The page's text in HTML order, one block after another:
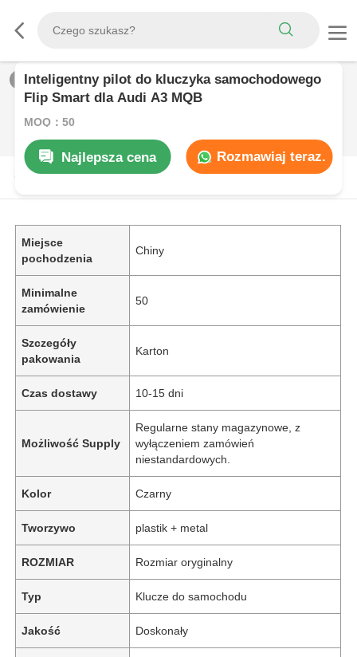
/0
Inteligentny pilot do kluczyka samochodowego
Flip Smart dla Audi A3 MQB
MOQ：50
Najlepsza cena
Rozmawiaj teraz.
OPIS PRODUKTU
Miejsce
pochodzenia
Chiny
Minimalne
zamówienie
50
Szczegóły
pakowania
Karton
Czas dostawy 10-15 dni
Możliwość Supply
Regularne stany magazynowe, z
wyłączeniem zamówień
niestandardowych.
Kolor Czarny
Tworzywo plastik + metal
ROZMIAR Rozmiar oryginalny
Typ Klucze do samochodu
Jakość Doskonały